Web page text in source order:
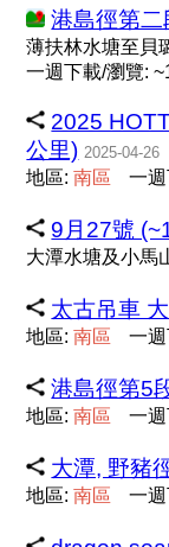
港島徑第
薄扶林水塘至貝
一週下載/瀏覽:
2025
公里) 2025-04-26
地區:南區 一
9月27號
大潭水塘及小馬
太古吊車
地區:南區 一
港島徑第5
地區:南區 一
大潭, 野豬
地區:南區 一